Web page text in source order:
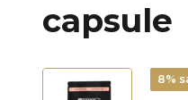
capsule
8%